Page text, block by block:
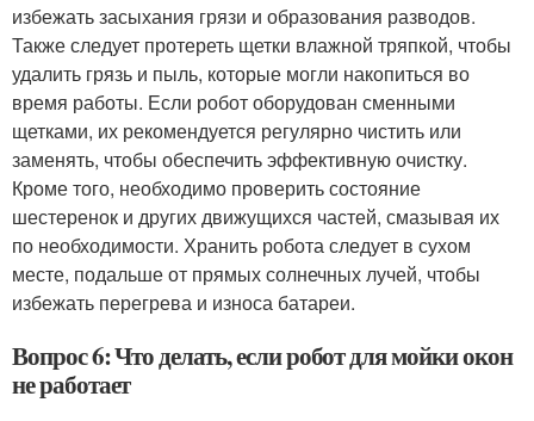
избежать засыхания грязи и образования разводов.
Также следует протереть щетки влажной тряпкой, чтобы
удалить грязь и пыль, которые могли накопиться во
время работы. Если робот оборудован сменными
щетками, их рекомендуется регулярно чистить или
заменять, чтобы обеспечить эффективную очистку.
Кроме того, необходимо проверить состояние
шестеренок и других движущихся частей, смазывая их
по необходимости. Хранить робота следует в сухом
месте, подальше от прямых солнечных лучей, чтобы
избежать перегрева и износа батареи.
Вопрос 6: Что делать, если робот для мойки окон
не работает